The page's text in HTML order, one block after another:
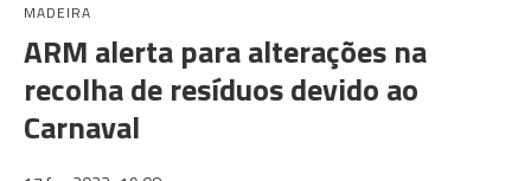
MADEIRA
ARM alerta para alterações na
recolha de resíduos devido ao
Carnaval